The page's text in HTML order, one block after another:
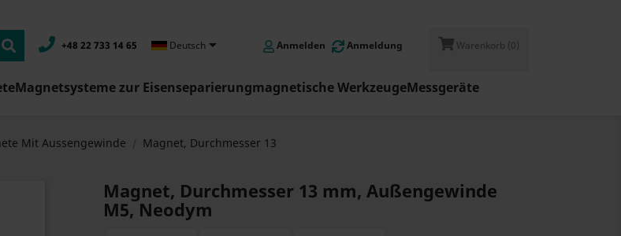
+48 22 733 14 65 Deutsch Anmelden Anmeldung Warenkorb (0)
Magnetsysteme zur Eisenseparierungmagnetische WerkzeugeMessgeräte
Mit Aussengewinde
Magnet, Durchmesser 13
Magnet, Durchmesser 13 mm, Außengewinde
M5, Neodym